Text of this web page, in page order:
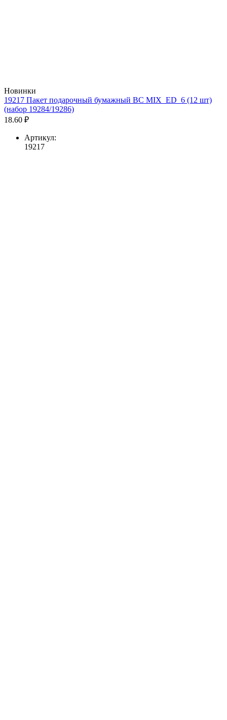
Новинки
19217 Пакет подарочный бумажный BC MIX_ED_6 (12 шт)
(набор 19284/19286)
18.60 ₽
Артикул:
19217